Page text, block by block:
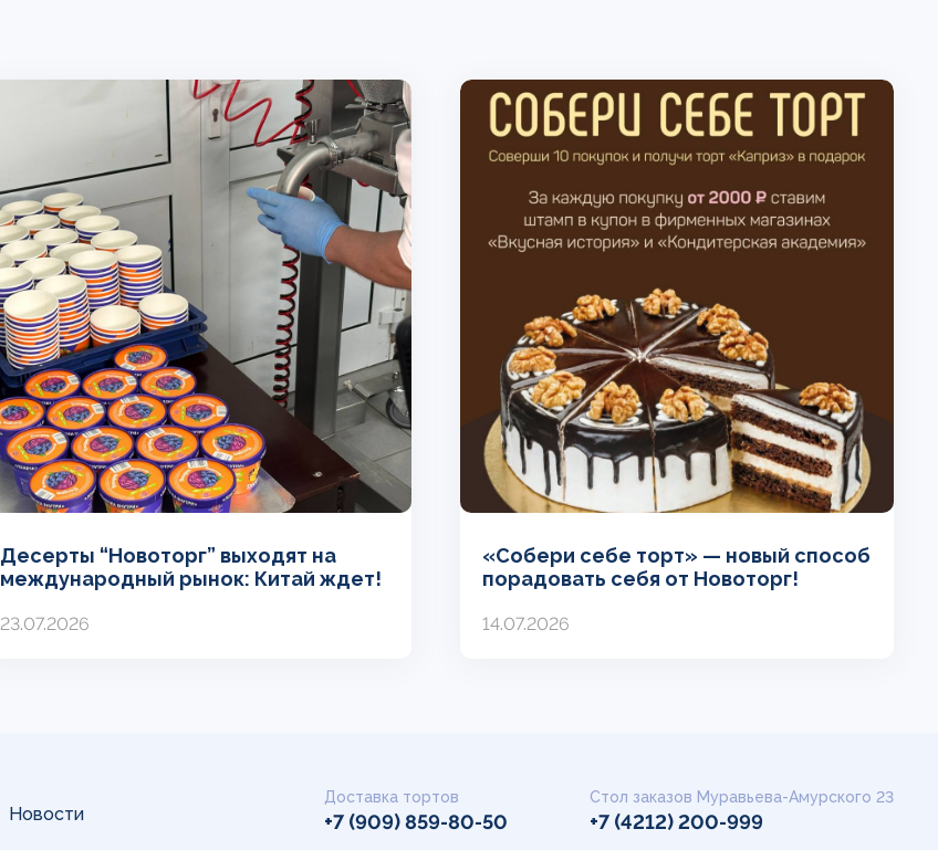
Десерты “Новоторг” выходят на
международный рынок: Китай ждет!
23.07.2026
«Собери себе торт» — новый способ
порадовать себя от Новоторг!
14.07.2026
Новости
Доставка тортов
+7 (909) 859-80-50
Стол заказов Муравьева-Амурского 23
+7 (4212) 200-999